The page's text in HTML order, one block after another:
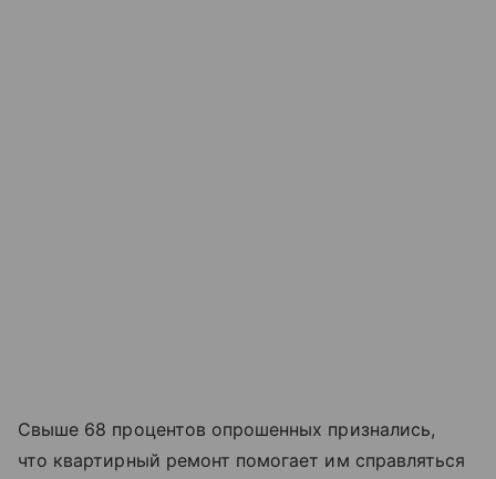
Свыше 68 процентов опрошенных признались,
что квартирный ремонт помогает им справляться